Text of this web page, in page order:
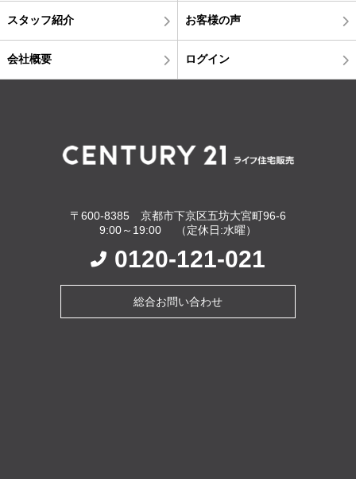
スタッフ紹介 お客様の声
会社概要 ログイン
〒600-8385 京都市下京区五坊大宮町96-6
9:00～19:00 （定休日:水曜）
0120-121-021
総合お問い合わせ